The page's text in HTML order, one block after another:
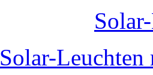
Solar-Leuchten